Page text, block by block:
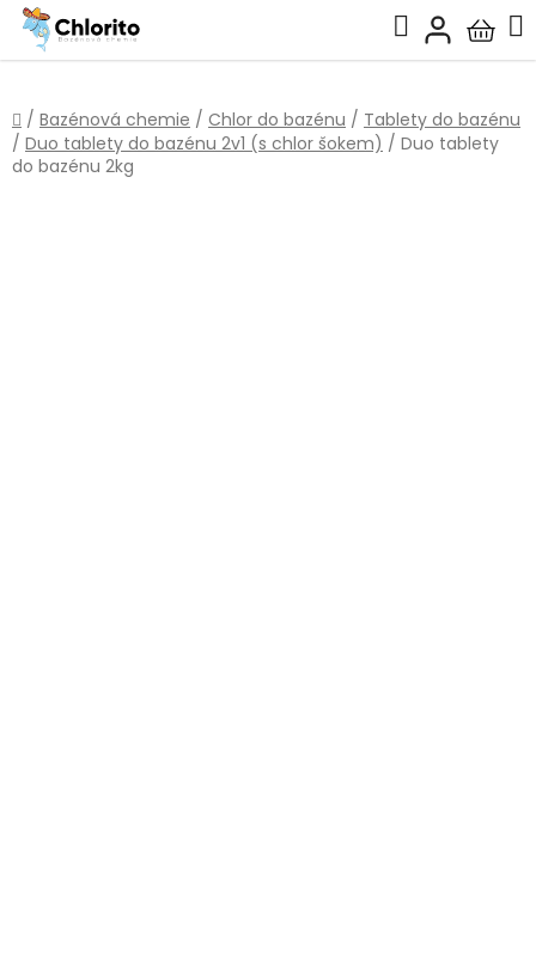
Přejít
obsah
Hledat
košík
Domů
/ Bazénová chemie / Chlor do bazénu / Tablety do bazénu
/ Duo tablety do bazénu 2v1 (s chlor šokem) / Duo tablety
do bazénu 2kg